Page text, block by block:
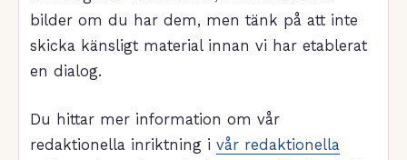
bilder om du har dem, men tänk på att inte
skicka känsligt material innan vi har etablerat
en dialog.
Du hittar mer information om vår
redaktionella inriktning i vår redaktionella